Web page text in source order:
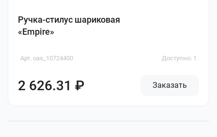
Ручка-стилус шариковая
«Empire»
Арт. oas_10724400 Доступно: 1
2 626.31 ₽ Заказать